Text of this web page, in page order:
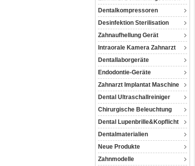
Dentalkompressoren‎
Desinfektion Sterilisation
Zahnaufhellung Gerät
Intraorale Kamera Zahnarzt
Dentallaborgeräte
Endodontie-Geräte
Zahnarzt Implantat Maschine
Dental Ultraschallreiniger
Chirurgische Beleuchtung
Dental Lupenbrille&Kopflicht
Dentalmaterialien
Neue Produkte
Zahnmodelle